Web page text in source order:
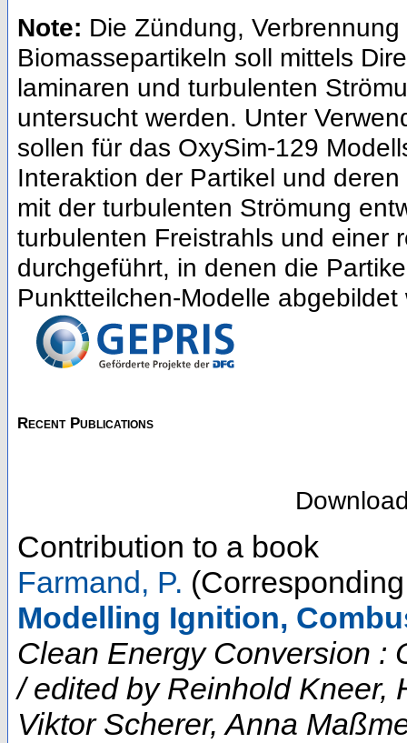
Note: Die Zündung,
Biomassepartikeln soll mittels
laminaren und turbulenten
untersucht werden. Unter
sollen für das OxySim-129
Interaktion der Partikel und
mit der turbulenten Strömung
turbulenten Freistrahls und einer
durchgeführt, in denen die
Punktteilchen-Modelle abgebildet
Recent Publications
Contribution to a book
Farmand, P.
Modelling Ignition,
Clean Energy Conversion :
/ edited by Reinhold Kneer,
Viktor Scherer, Anna